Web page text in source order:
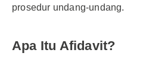
prosedur undang-undang.
Apa Itu Afidavit?